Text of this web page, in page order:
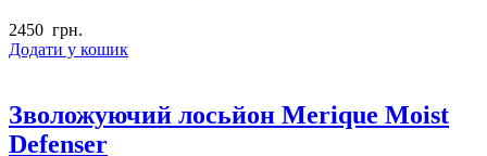
2450 грн.
Додати у кошик
Зволожуючий лосьйон Merique Moist
Defenser